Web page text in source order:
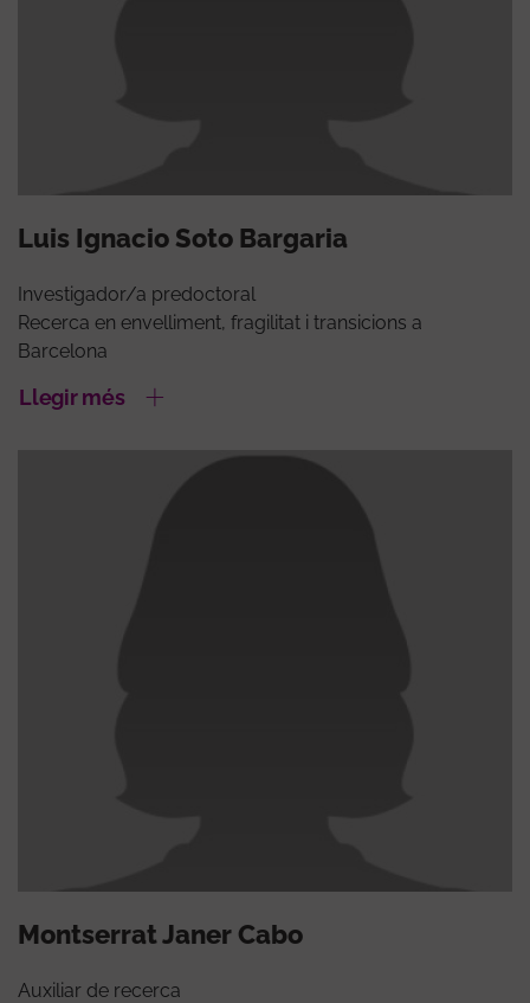
Luis Ignacio Soto Bargaria
Investigador/a predoctoral
Recerca en envelliment, fragilitat i transicions a
Barcelona
Llegir més
Montserrat Janer Cabo
Auxiliar de recerca